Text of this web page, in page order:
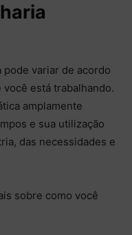
pode variar de acordo
está trabalhando.
amplamente
e sua utilização
das necessidades e
sobre como você